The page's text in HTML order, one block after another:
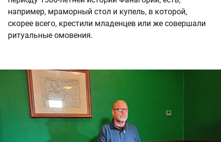
например, мраморный стол и купель, в которой,
скорее всего, крестили младенцев или же совершали
ритуальные омовения.